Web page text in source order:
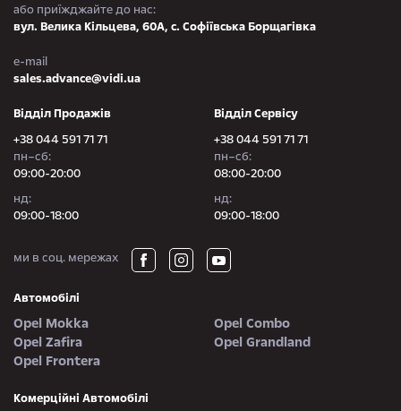
або приїжджайте до нас:
вул. Велика Кільцева, 60А, с. Софіївська Борщагівка
e-mail
sales.advance@vidi.ua
Відділ Продажів
+38 044 591 71 71
пн–сб:
09:00-20:00
нд:
09:00-18:00
Відділ Сервісу
+38 044 591 71 71
пн–сб:
08:00-20:00
нд:
09:00-18:00
ми в соц. мережах
Автомобілі
Opel Mokka
Opel Combo
Opel Zafira
Opel Grandland
Opel Frontera
Комерційні Автомобілі